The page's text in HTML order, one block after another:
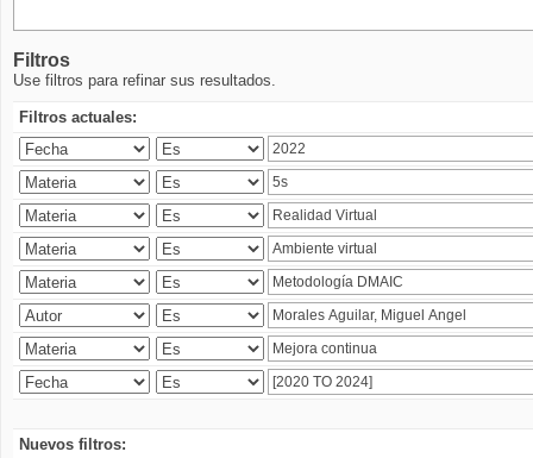
Filtros
Use filtros para refinar sus resultados.
Filtros actuales:
Nuevos filtros: